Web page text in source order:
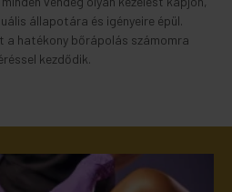
állapotára és igényeire épül.
a hatékony bőrápolás számomra
kezdődik.